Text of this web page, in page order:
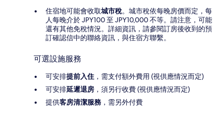
住宿地可能會收取城市稅。城市稅依每晚房價而定，每
人每晚介於 JPY100 至 JPY10,000 不等。請注意，可能
還有其他免稅情況。詳細資訊，請參閱訂房後收到的預
訂確認信中的聯絡資訊，與住宿方聯繫。
可選設施服務
可安排提前入住 ，需支付額外費用 (視供應情況而定)
可安排延遲退房 ，須另行收費 (視供應情況而定)
提供客房清潔服務 ，需另外付費